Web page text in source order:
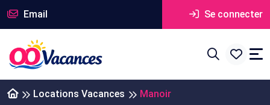
Email Se connecter
Locations Vacances Manoir